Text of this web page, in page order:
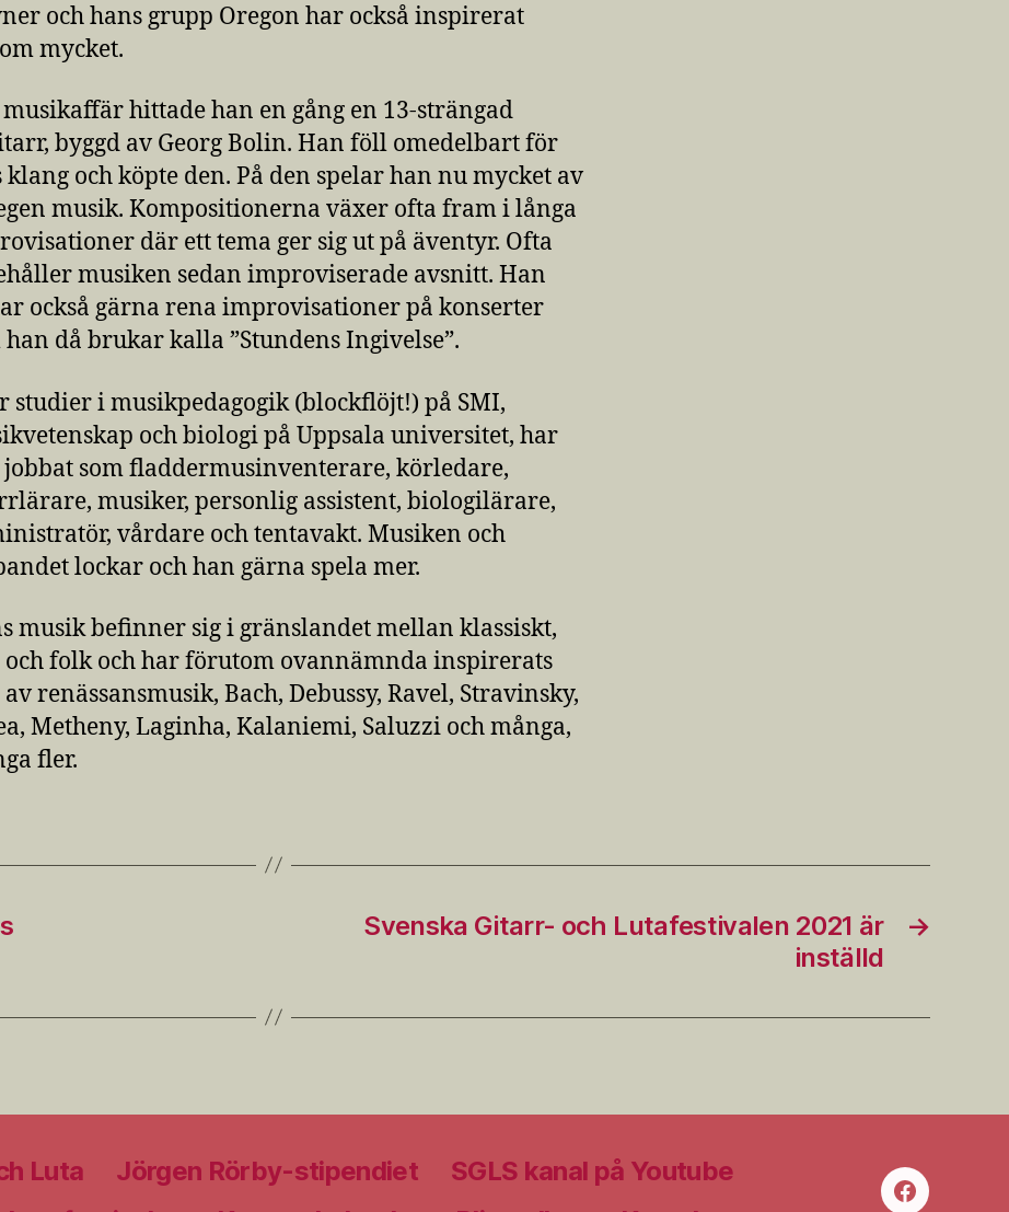
och hans grupp Oregon har också inspirerat
mycket.
hittade han en gång en 13-strängad
byggd av Georg Bolin. Han föll omedelbart för
klang och köpte den. På den spelar han nu mycket av
musik. Kompositionerna växer ofta fram i långa
där ett tema ger sig ut på äventyr. Ofta
musiken sedan improviserade avsnitt. Han
också gärna rena improvisationer på konserter
han då brukar kalla ”Stundens Ingivelse”.
studier i musikpedagogik (blockflöjt!) på SMI,
och biologi på Uppsala universitet, har
som fladdermusinventerare, körledare,
musiker, personlig assistent, biologilärare,
vårdare och tentavakt. Musiken och
lockar och han gärna spela mer.
musik befinner sig i gränslandet mellan klassiskt,
och folk och har förutom ovannämnda inspirerats
av renässansmusik, Bach, Debussy, Ravel, Stravinsky,
Metheny, Laginha, Kalaniemi, Saluzzi och många,
fler.
→
Svenska Gitarr- och Lutafestivalen 2021 är
inställd
Luta Jörgen Rörby-stipendiet
SGLS kanal på Youtube
Facebook